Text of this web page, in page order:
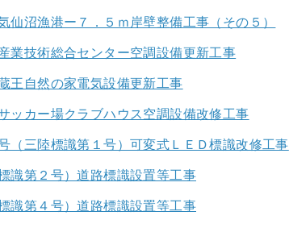
仙沼漁港ー７．５ｍ岸壁整備工事（その５）
業技術総合センター空調設備更新工事
王自然の家電気設備更新工事
ッカー場クラブハウス空調設備改修工事
（三陸標識第１号）可変式ＬＥＤ標識改修工事
識第２号）道路標識設置等工事
識第４号）道路標識設置等工事